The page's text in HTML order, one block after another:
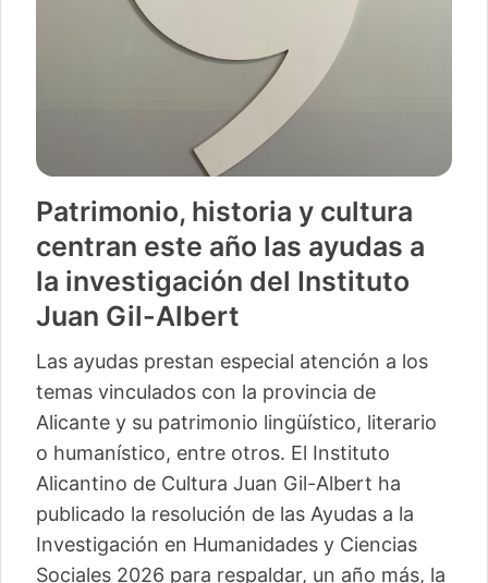
Patrimonio, historia y cultura
centran este año las ayudas a
la investigación del Instituto
Juan Gil-Albert
Las ayudas prestan especial atención a los
temas vinculados con la provincia de
Alicante y su patrimonio lingüístico, literario
o humanístico, entre otros. El Instituto
Alicantino de Cultura Juan Gil-Albert ha
publicado la resolución de las Ayudas a la
Investigación en Humanidades y Ciencias
Sociales 2026 para respaldar, un año más, la